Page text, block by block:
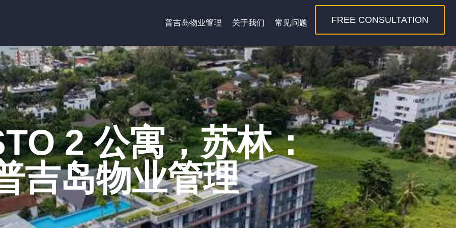
普吉岛物业管理 关于我们 常见问题 FREE CONSULTATION
2 公寓，苏林：
吉岛物业管理